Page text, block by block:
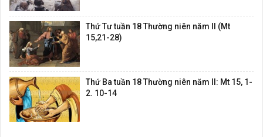
Thứ Tư tuần 18 Thường niên năm II (Mt
15,21-28)
Thứ Ba tuần 18 Thường niên năm II: Mt 15, 1-
2. 10-14